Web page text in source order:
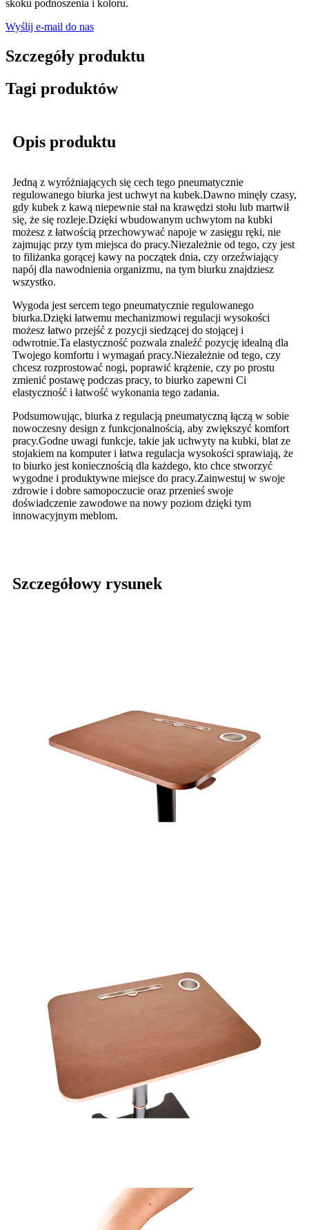
skoku podnoszenia i koloru.
Wyślij e-mail do nas
Szczegóły produktu
Tagi produktów
Opis produktu
Jedną z wyróżniających się cech tego pneumatycznie
regulowanego biurka jest uchwyt na kubek.Dawno minęły czasy,
gdy kubek z kawą niepewnie stał na krawędzi stołu lub martwił
się, że się rozleje.Dzięki wbudowanym uchwytom na kubki
możesz z łatwością przechowywać napoje w zasięgu ręki, nie
zajmując przy tym miejsca do pracy.Niezależnie od tego, czy jest
to filiżanka gorącej kawy na początek dnia, czy orzeźwiający
napój dla nawodnienia organizmu, na tym biurku znajdziesz
wszystko.
Wygoda jest sercem tego pneumatycznie regulowanego
biurka.Dzięki łatwemu mechanizmowi regulacji wysokości
możesz łatwo przejść z pozycji siedzącej do stojącej i
odwrotnie.Ta elastyczność pozwala znaleźć pozycję idealną dla
Twojego komfortu i wymagań pracy.Niezależnie od tego, czy
chcesz rozprostować nogi, poprawić krążenie, czy po prostu
zmienić postawę podczas pracy, to biurko zapewni Ci
elastyczność i łatwość wykonania tego zadania.
Podsumowując, biurka z regulacją pneumatyczną łączą w sobie
nowoczesny design z funkcjonalnością, aby zwiększyć komfort
pracy.Godne uwagi funkcje, takie jak uchwyty na kubki, blat ze
stojakiem na komputer i łatwa regulacja wysokości sprawiają, że
to biurko jest koniecznością dla każdego, kto chce stworzyć
wygodne i produktywne miejsce do pracy.Zainwestuj w swoje
zdrowie i dobre samopoczucie oraz przenieś swoje
doświadczenie zawodowe na nowy poziom dzięki tym
innowacyjnym meblom.
Szczegółowy rysunek